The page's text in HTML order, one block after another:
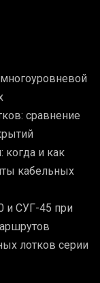
сравнение
когда и как
кабельных
и СУГ-45 при
лотков серии